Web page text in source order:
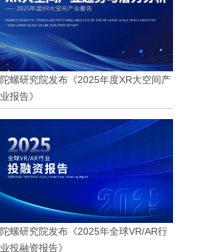
陀螺研究院发布《2025年度XR大空间产
业报告》
陀螺研究院发布《2025年全球VR/AR行
业投融资报告》